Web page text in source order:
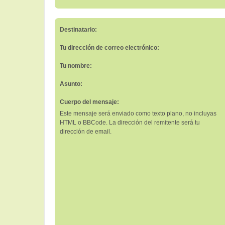
Destinatario:
Tu dirección de correo electrónico:
Tu nombre:
Asunto:
Cuerpo del mensaje:
Este mensaje será enviado como texto plano, no incluyas
HTML o BBCode. La dirección del remitente será tu
dirección de email.